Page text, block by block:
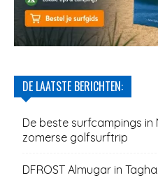
DE LAATSTE BERICHTEN:
De beste surfcampings in
zomerse golfsurftrip
DFROST Almugar in